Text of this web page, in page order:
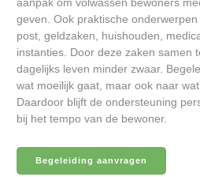
geven. Ook praktische
post, geldzaken, huishouden,
instanties. Door deze zaken samen
dagelijks leven minder zwaar.
wat moeilijk gaat, maar ook naar
Daardoor blijft de ondersteuning
bij het tempo van de bewoner.
Begeleiding aanvragen